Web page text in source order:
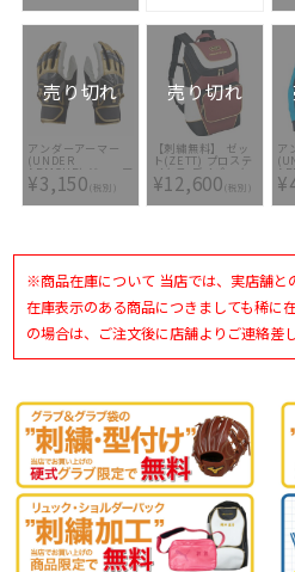
1FJD141061 [ バッ
グ刺繍2ヶ所無料(単
影付きの場合、1ヶ
所+3300円(税込)]
バッグ刺繍2ヶ所無
料(単色のみ) ※縁取
り・影付きの場合、
1ヶ所+3300円(税
込)]
色
影
売り切れ
アンダーアーマー
(UNDER
ARMOUR) ジュニア
バッティンググロー
ブ 両手用 UA クリ
ーンアップ
¥3,150(税別)
売り切れ
【刺繍無料】 ゼッ
ト(ZETT) プロステ
イタス デイパック
BAP420 6011 [ バ
ッグ刺繍2ヶ所無料
(単色のみ)※縁取
¥12,600(税別)
ア
二
ツ
※商品在庫について 当店では、実店舗と
在庫表示のある商品につきましても稀に
の場合は、ご注文後に店舗よりご連絡差